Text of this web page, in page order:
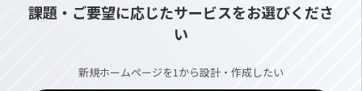
課題・ご要望に応じたサービスをお選びくださ
い
新規ホームページを1から設計・作成したい